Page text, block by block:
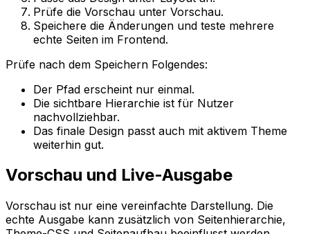
Prüfe die Vorschau unter Vorschau.
Speichere die Änderungen und teste mehrere
echte Seiten im Frontend.
Prüfe nach dem Speichern Folgendes:
Der Pfad erscheint nur einmal.
Die sichtbare Hierarchie ist für Nutzer
nachvollziehbar.
Das finale Design passt auch mit aktivem Theme
weiterhin gut.
Vorschau und Live-Ausgabe
Vorschau ist nur eine vereinfachte Darstellung. Die
echte Ausgabe kann zusätzlich von Seitenhierarchie,